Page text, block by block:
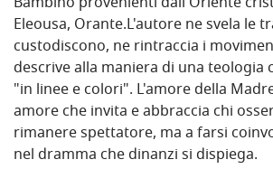
Eleousa, Orante.L'autore ne svela le
custodiscono, ne rintraccia i
descrive alla maniera di una teologia
"in linee e colori". L'amore della
amore che invita e abbraccia chi
rimanere spettatore, ma a farsi
nel dramma che dinanzi si dispiega.